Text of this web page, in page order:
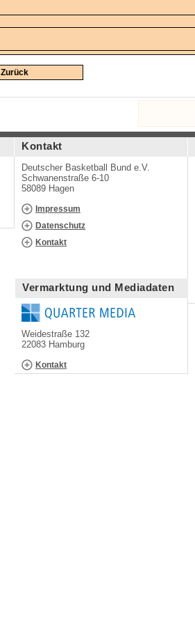
Zurück
Kontakt
Deutscher Basketball Bund e.V.
Schwanenstraße 6-10
58089 Hagen
Impressum
Datenschutz
Kontakt
Vermarktung und Mediadaten
Weidestraße 132
22083 Hamburg
Kontakt